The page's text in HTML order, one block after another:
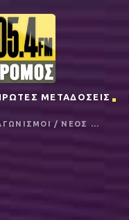
ΜΕΤΑΔΟΣΕΙΣ
/ ΝΕΟΣ ...